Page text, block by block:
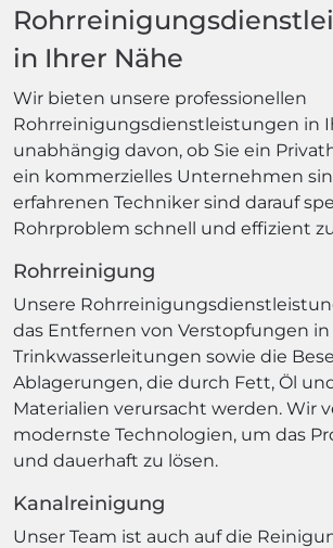
in Ihrer Nähe
Wir bieten unsere professionellen
Rohrreinigungsdienstleistungen in
unabhängig davon, ob Sie ein
ein kommerzielles Unternehmen
erfahrenen Techniker sind darauf
Rohrproblem schnell und effizient
Rohrreinigung
Unsere
das Entfernen von Verstopfungen
Trinkwasserleitungen sowie die
Ablagerungen, die durch Fett, Öl
Materialien verursacht werden. Wir
modernste Technologien, um das
und dauerhaft zu lösen.
Kanalreinigung
Unser Team ist auch auf die